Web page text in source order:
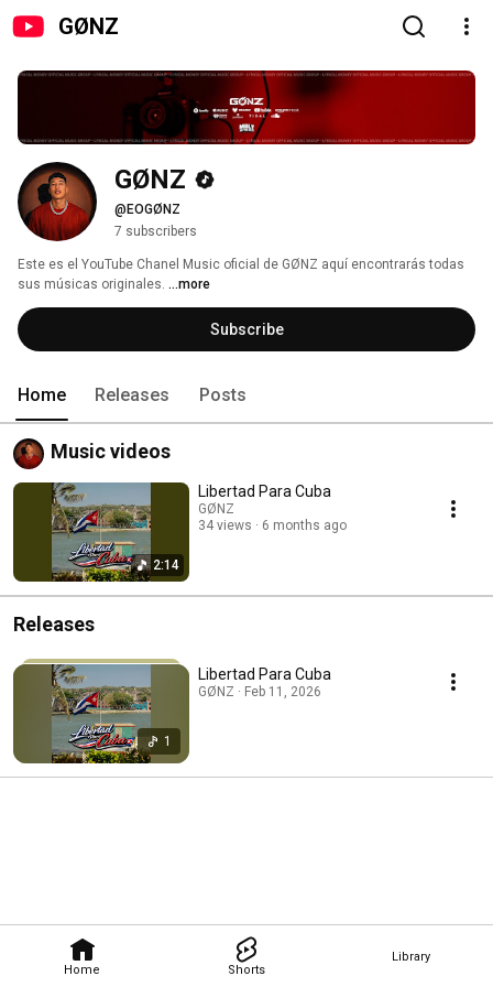
GØNZ
Home Shorts
Library
GØNZ
@EOGØNZ
7 subscribers
Este es el YouTube Chanel Music oficial de GØNZ aquí encontrarás todas
sus músicas originales. ...more
Subscribe
Home Releases Posts
Music videos
2:14
Libertad Para Cuba
GØNZ
34 views
6 months ago
Releases
1
Libertad Para Cuba
GØNZ · Feb 11, 2026